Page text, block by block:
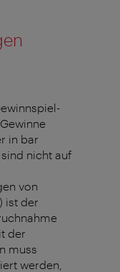
in bar
nicht auf
von
ist der
der
muss
werden,